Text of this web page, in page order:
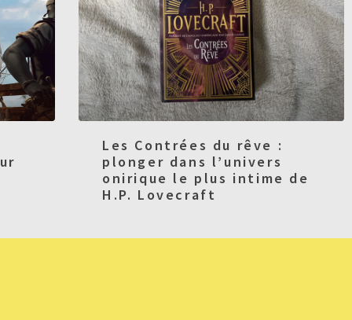
Les Contrées du rêve :
plonger dans l’univers
onirique le plus intime de
H.P. Lovecraft